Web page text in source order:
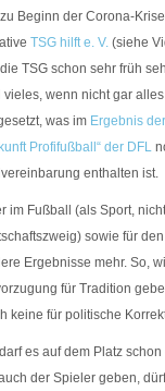
Beginn der Corona-
TSG hilft e. V. (siehe
TSG schon sehr früh
vieles, wenn nicht gar
was im Ergebnis
Profifußball“ der DFL
enthalten ist.
im Fußball (als Sport,
sowie für
Ergebnisse mehr. So,
für Tradition
keine für politische
es auf dem Platz
der Spieler geben,